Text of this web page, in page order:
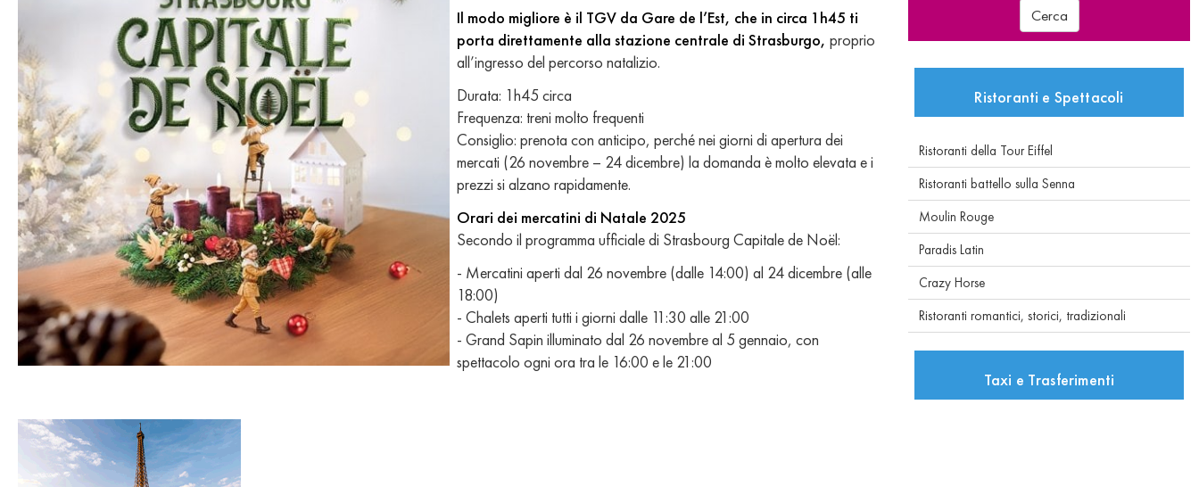
Il modo migliore è il TGV da Gare de l’Est, che in circa 1h45 ti
porta direttamente alla stazione centrale di Strasburgo, proprio
all’ingresso del percorso natalizio.
Durata: 1h45 circa
Frequenza: treni molto frequenti
Consiglio: prenota con anticipo, perché nei giorni di apertura dei
mercati (26 novembre – 24 dicembre) la domanda è molto elevata e i
prezzi si alzano rapidamente.
Orari dei mercatini di Natale 2025
Secondo il programma ufficiale di Strasbourg Capitale de Noël:
- Mercatini aperti dal 26 novembre (dalle 14:00) al 24 dicembre (alle
18:00)
- Chalets aperti tutti i giorni dalle 11:30 alle 21:00
- Grand Sapin illuminato dal 26 novembre al 5 gennaio, con
spettacolo ogni ora tra le 16:00 e le 21:00
Cerca
Ristoranti e Spettacoli
Ristoranti della Tour Eiffel
Ristoranti battello sulla Senna
Moulin Rouge
Paradis Latin
Crazy Horse
Ristoranti romantici, storici, tradizionali
Taxi e Trasferimenti